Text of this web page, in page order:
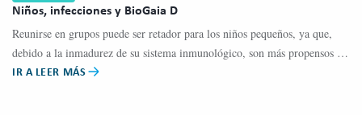
Niños, infecciones y BioGaia D
Reunirse en grupos puede ser retador para los niños pequeños, ya que,
debido a la inmadurez de su sistema inmunológico, son más propensos a
contraer infecciones.
IR A LEER MÁS